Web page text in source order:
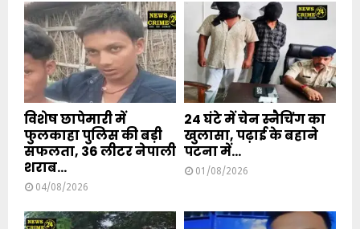
विशेष छापेमारी में
फुलकाहा पुलिस की बड़ी
सफलता, 36 लीटर नेपाली
शराब...
04/08/2026
24 घंटे में चेन स्नैचिंग का
खुलासा, पढ़ाई के बहाने
पटना में...
01/08/2026